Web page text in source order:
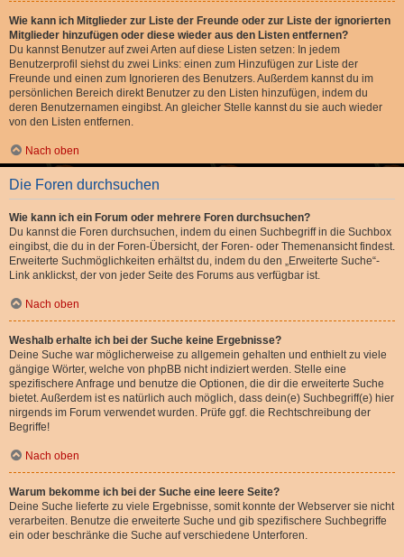
Wie kann ich Mitglieder zur Liste der Freunde oder zur Liste der ignorierten
Mitglieder hinzufügen oder diese wieder aus den Listen entfernen?
Du kannst Benutzer auf zwei Arten auf diese Listen setzen: In jedem
Benutzerprofil siehst du zwei Links: einen zum Hinzufügen zur Liste der
Freunde und einen zum Ignorieren des Benutzers. Außerdem kannst du im
persönlichen Bereich direkt Benutzer zu den Listen hinzufügen, indem du
deren Benutzernamen eingibst. An gleicher Stelle kannst du sie auch wieder
von den Listen entfernen.
Nach oben
Die Foren durchsuchen
Wie kann ich ein Forum oder mehrere Foren durchsuchen?
Du kannst die Foren durchsuchen, indem du einen Suchbegriff in die Suchbox
eingibst, die du in der Foren-Übersicht, der Foren- oder Themenansicht findest.
Erweiterte Suchmöglichkeiten erhältst du, indem du den „Erweiterte Suche“-
Link anklickst, der von jeder Seite des Forums aus verfügbar ist.
Nach oben
Weshalb erhalte ich bei der Suche keine Ergebnisse?
Deine Suche war möglicherweise zu allgemein gehalten und enthielt zu viele
gängige Wörter, welche von phpBB nicht indiziert werden. Stelle eine
spezifischere Anfrage und benutze die Optionen, die dir die erweiterte Suche
bietet. Außerdem ist es natürlich auch möglich, dass dein(e) Suchbegriff(e) hier
nirgends im Forum verwendet wurden. Prüfe ggf. die Rechtschreibung der
Begriffe!
Nach oben
Warum bekomme ich bei der Suche eine leere Seite?
Deine Suche lieferte zu viele Ergebnisse, somit konnte der Webserver sie nicht
verarbeiten. Benutze die erweiterte Suche und gib spezifischere Suchbegriffe
ein oder beschränke die Suche auf verschiedene Unterforen.